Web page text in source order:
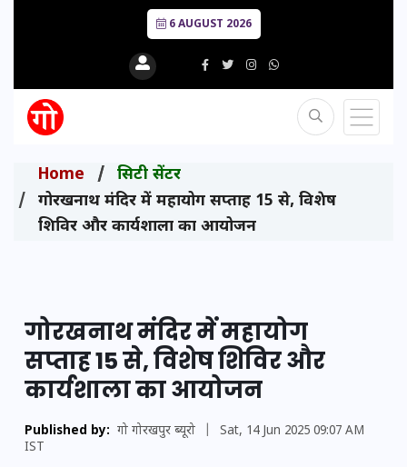
6 AUGUST 2026
Home
सिटी सेंटर
गोरखनाथ मंदिर में महायोग सप्ताह 15 से, विशेष
शिविर और कार्यशाला का आयोजन
गोरखनाथ मंदिर में महायोग
सप्ताह 15 से, विशेष शिविर और
कार्यशाला का आयोजन
Published by: गो गोरखपुर ब्यूरो
Sat, 14 Jun 2025 09:07 AM
IST